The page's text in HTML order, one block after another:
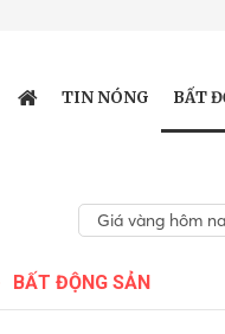
TIN NÓNG BẤT
Giá vàng hôm
BẤT ĐỘNG SẢN